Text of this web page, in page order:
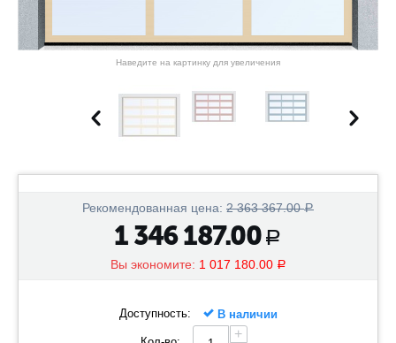
Наведите на картинку для увеличения
Рекомендованная цена: 2 363 367.00 Р
1 346 187.00 Р
Вы экономите: 1 017 180.00 Р
Доступность: В наличии
+